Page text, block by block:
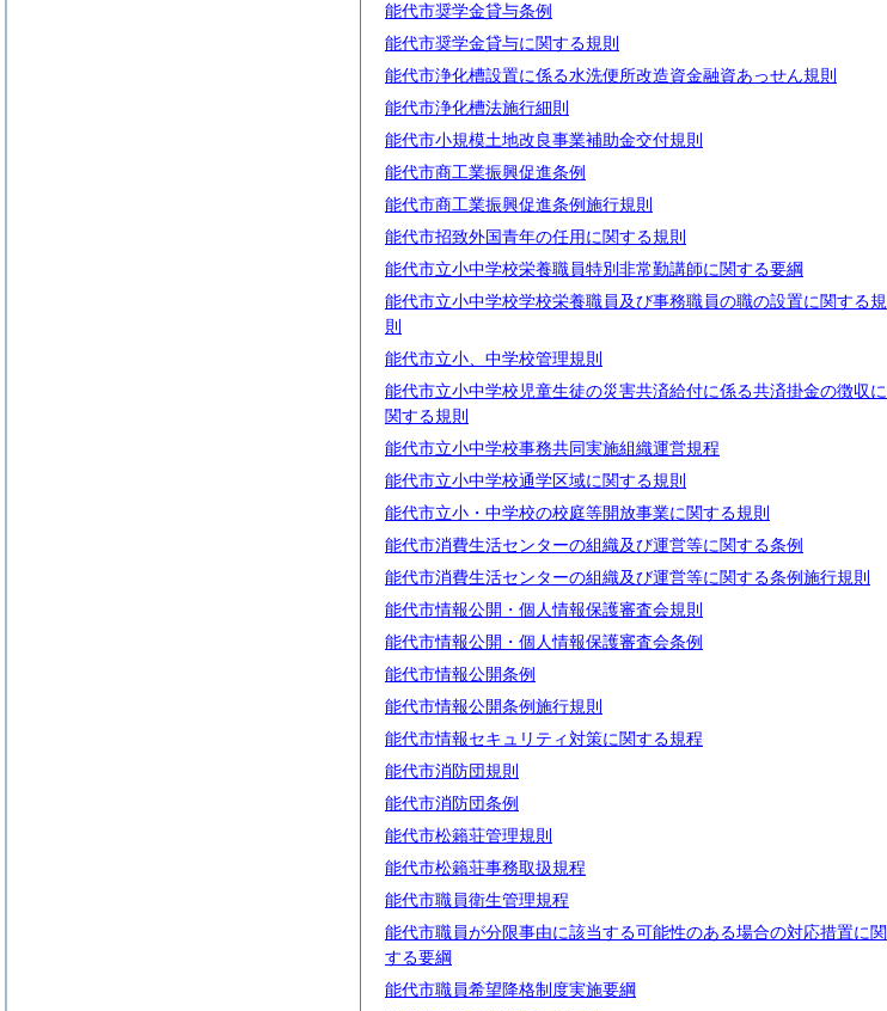
能代市奨学金貸与条例
能代市奨学金貸与に関する規則
能代市浄化槽設置に係る水洗便所改造資金融資あっせん規則
能代市浄化槽法施行細則
能代市小規模土地改良事業補助金交付規則
能代市商工業振興促進条例
能代市商工業振興促進条例施行規則
能代市招致外国青年の任用に関する規則
能代市立小中学校栄養職員特別非常勤講師に関する要綱
能代市立小中学校学校栄養職員及び事務職員の職の設置に関する規
則
能代市立小、中学校管理規則
能代市立小中学校児童生徒の災害共済給付に係る共済掛金の徴収に
関する規則
能代市立小中学校事務共同実施組織運営規程
能代市立小中学校通学区域に関する規則
能代市立小・中学校の校庭等開放事業に関する規則
能代市消費生活センターの組織及び運営等に関する条例
能代市消費生活センターの組織及び運営等に関する条例施行規則
能代市情報公開・個人情報保護審査会規則
能代市情報公開・個人情報保護審査会条例
能代市情報公開条例
能代市情報公開条例施行規則
能代市情報セキュリティ対策に関する規程
能代市消防団規則
能代市消防団条例
能代市松籟荘管理規則
能代市松籟荘事務取扱規程
能代市職員衛生管理規程
能代市職員が分限事由に該当する可能性のある場合の対応措置に関
する要綱
能代市職員希望降格制度実施要綱